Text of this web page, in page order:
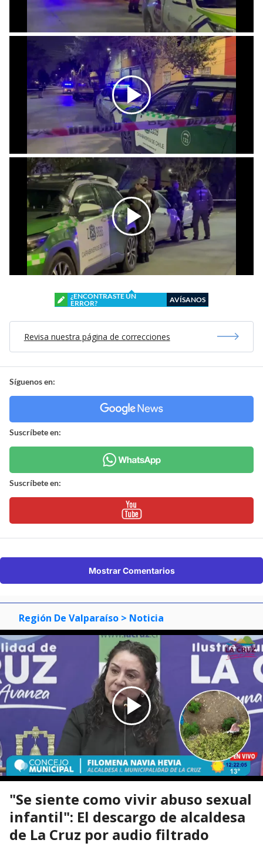
¿ENCONTRASTE UN
ERROR?
AVÍSANOS
Revisa nuestra página de correcciones
Síguenos en:
Suscríbete en:
Suscríbete en:
Mostrar Comentarios
Región De Valparaíso > Noticia
"Se siente como vivir abuso sexual
infantil": El descargo de alcaldesa
de La Cruz por audio filtrado